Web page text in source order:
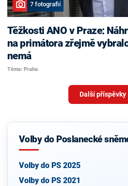
7 fotografií
Těžkosti ANO v Praze:
na primátora zřejmě
nemá
Téma: Praha
Další příspěvky
Volby do Poslanecké
Volby do PS 2025
Volby do PS 2021